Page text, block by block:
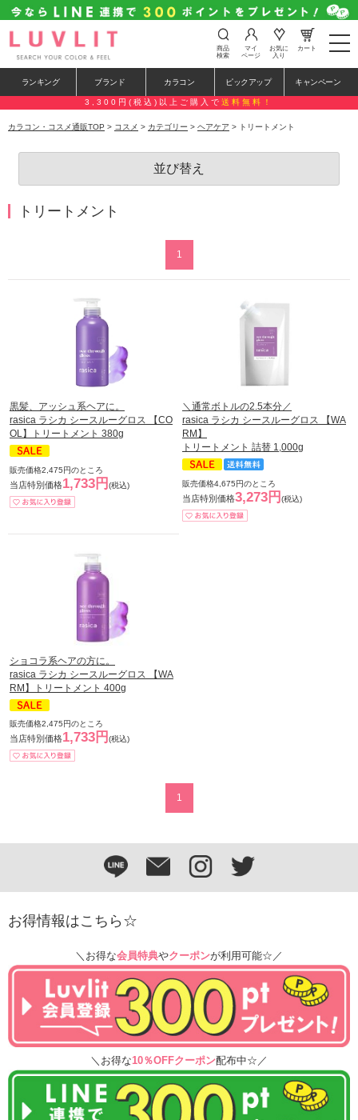
t
o
e
n
t
商品
検索
マイ
ページ
お気に
入り
カート
ランキング ブランド カラコン ピックアップ キャンペーン
3,300円(税込)以上ご購入で 送料無料！
カラコン・コスメ通販TOP > コスメ > カテゴリー > ヘアケア > トリートメント
並び替え
トリートメント
1
黒髪、アッシュ系ヘアに。
rasica ラシカ シースルーグロス 【CO
OL】トリートメント 380g
販売価格2,475円のところ
当店特別価格1,733円 (税込)
＼通常ボトルの2.5本分／
rasica ラシカ シースルーグロス 【WA
RM】
トリートメント 詰替 1,000g
販売価格4,675円のところ
当店特別価格3,273円 (税込)
ショコラ系ヘアの方に。
rasica ラシカ シースルーグロス 【WA
RM】トリートメント 400g
販売価格2,475円のところ
当店特別価格1,733円 (税込)
1
お得情報はこちら☆
＼お得な会員特典やクーポンが利用可能☆／
＼お得な10％OFFクーポン配布中☆／